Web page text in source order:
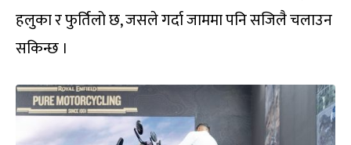
हलुका र फुर्तिलो छ, जसले गर्दा जाममा पनि सजिलै चलाउन
सकिन्छ ।